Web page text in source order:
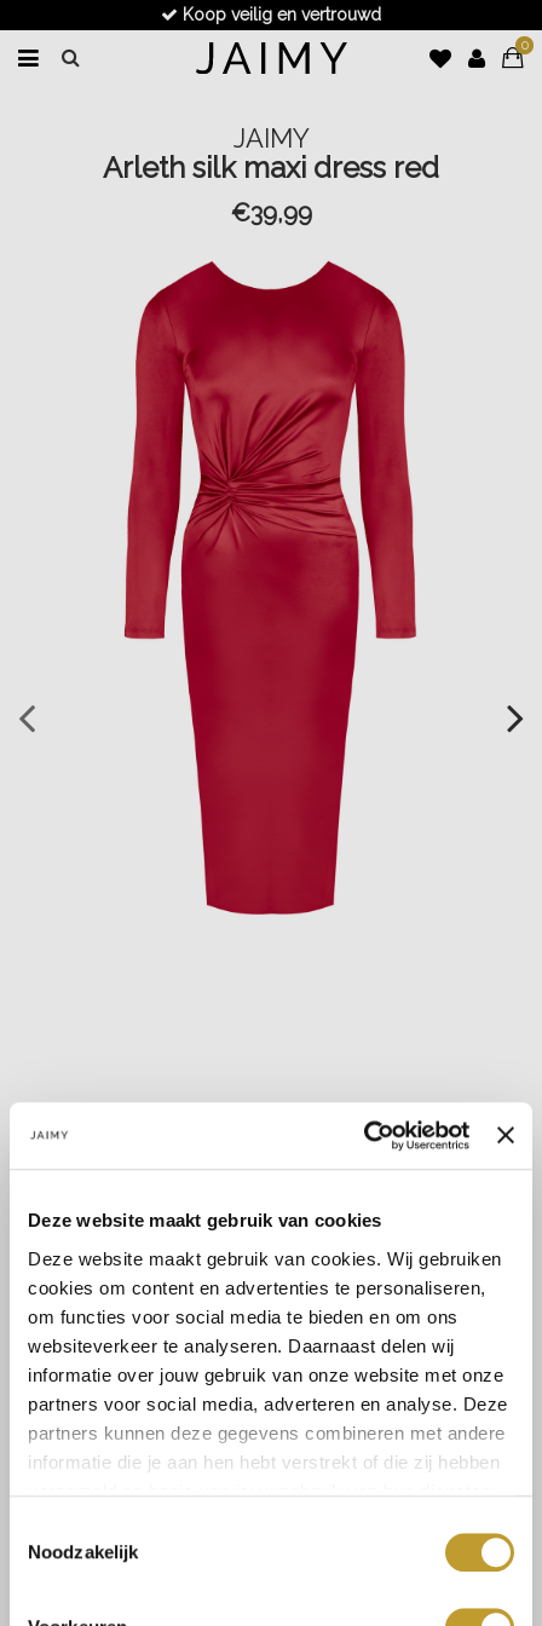
Deze website maakt gebruik van cookies
Deze website maakt gebruik van cookies. Wij gebruiken
cookies om content en advertenties te personaliseren,
om functies voor social media te bieden en om ons
websiteverkeer te analyseren. Daarnaast delen wij
informatie over jouw gebruik van onze website met onze
partners voor social media, adverteren en analyse. Deze
partners kunnen deze gegevens combineren met andere
informatie die je aan hen hebt verstrekt of die zij hebben
Noodzakelijk
Koop veilig en vertrouwd
0
JAIMY
Arleth silk maxi dress red
€39,99
SILK LOVE! We zijn helemaal verliefd op deze nieuwe Arleth
heeft een maxi lengte, geplooide details en een split aan de
achterzijde....
Lees meer
Lees meer
Maat:
S L